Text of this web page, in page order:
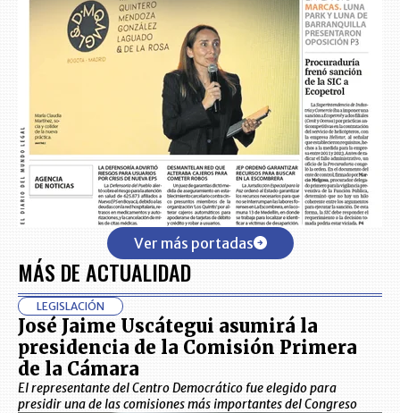
Ver más portadas
MÁS DE ACTUALIDAD
LEGISLACIÓN
José Jaime Uscátegui asumirá la
presidencia de la Comisión Primera
de la Cámara
El representante del Centro Democrático fue elegido para
presidir una de las comisiones más importantes del Congreso